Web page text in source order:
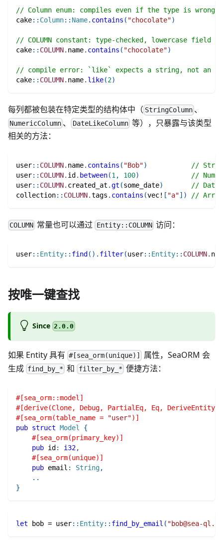
// Column enum: compiles even if the type is wrong
cake:: Column:: Name. contains ( "chocolate")
// COLUMN constant: type-checked, lowercase field
cake:: COLUMN. name. contains ( "chocolate")
// compile error: `like` expects a string, not an
cake:: COLUMN. name. like(2)
每列都被包装在特定类型的结构体中（ StringColumn 、
NumericColumn 、 DateLikeColumn等），只暴露与该类型
相关的方法：
user:: COLUMN. name. contains ( "Bob")
//
user:: COLUMN. id . between(1 , 100)
//
user:: COLUMN. created_at .gt (some_date)
//
collection:: COLUMN.tags . contains (vec! [ "a"] ) //
COLUMN 常量也可以通过 Entity::COLUMN访问：
user:: Entity:: find ( ) . filter(user:: Entity:: COLUMN.
按唯一键查找
Since 2.0.0
如果 Entity 具有 #[sea_orm(unique)]
属性，SeaORM 会
生成 find_by_* 和 filter_by_* 便捷方法：
#[sea_orm::model]
#[derive(Clone, Debug, PartialEq, Eq,
#[sea_orm(table_name =
"user")]
pub struct Model
{
#[sea_orm(primary_key)]
pub id : i32,
#[sea_orm(unique)]
pub email : String,
..
}
let bob = user:: Entity:: find_by_email ( "bob@sea-